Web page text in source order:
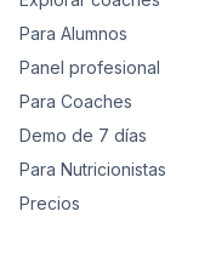
Para Alumnos
Panel profesional
Para Coaches
Demo de 7 días
Para Nutricionistas
Precios